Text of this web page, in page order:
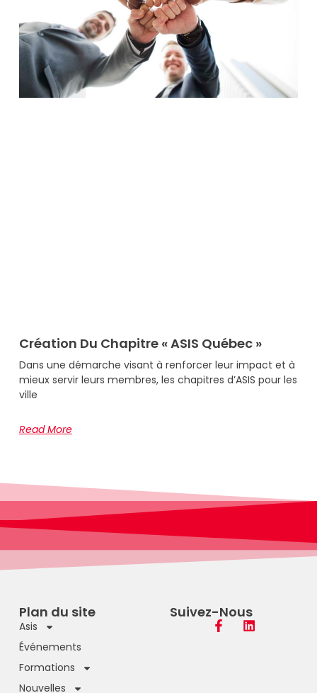
Création Du Chapitre « ASIS Québec »
Dans une démarche visant à renforcer leur impact et à
mieux servir leurs membres, les chapitres d’ASIS pour les
ville
Read More
Plan du site
Asis
Événements
Formations
Nouvelles
Suivez-Nous